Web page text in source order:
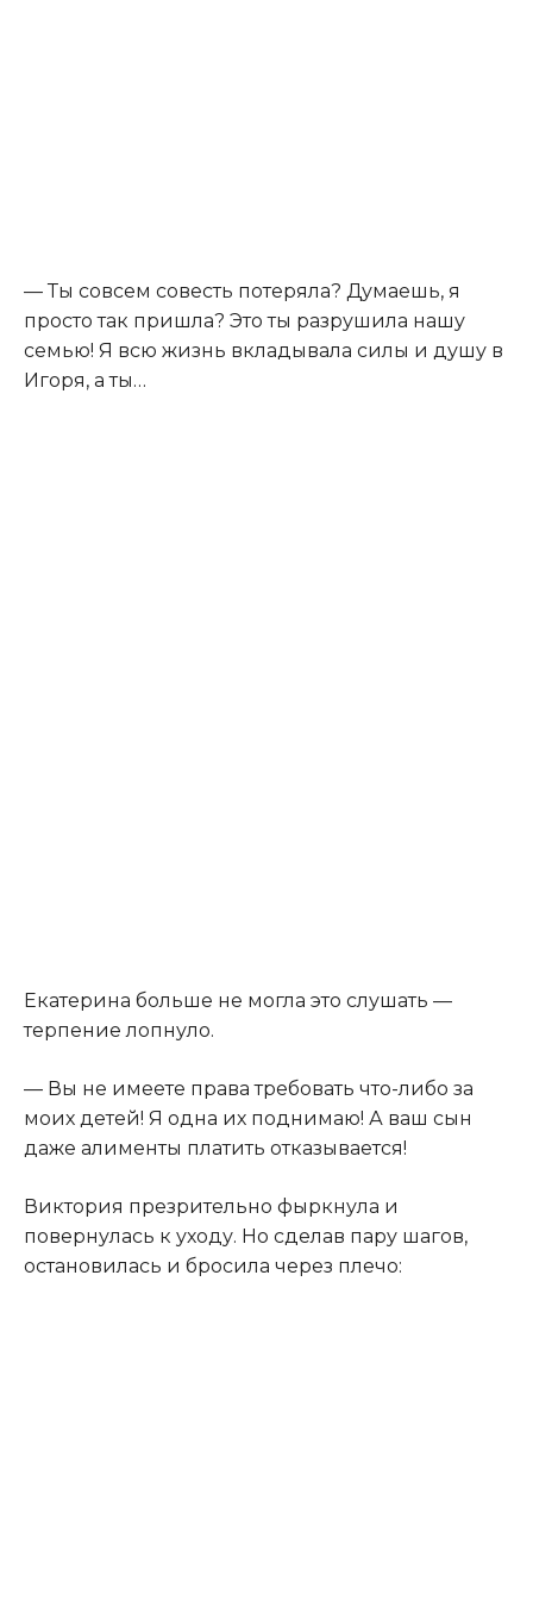
— Ты совсем совесть потеряла? Думаешь, я
просто так пришла? Это ты разрушила нашу
семью! Я всю жизнь вкладывала силы и душу в
Игоря, а ты…
Екатерина больше не могла это слушать —
терпение лопнуло.
— Вы не имеете права требовать что-либо за
моих детей! Я одна их поднимаю! А ваш сын
даже алименты платить отказывается!
Виктория презрительно фыркнула и
повернулась к уходу. Но сделав пару шагов,
остановилась и бросила через плечо: